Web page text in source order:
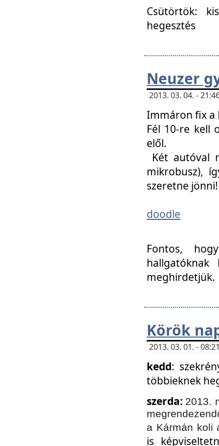
Csütörtök:
hegesztés
Neuzer
2013. 03. 04. -
Immáron fix a
Fél 10-re kell
elől.
Két autóval
mikrobusz),
szeretne jönni!
doodle
Fontos,
meghirdetjük.
Körök
2013. 03. 01. -
kedd:
többieknek
szerda: 2013.
a Kármán koli
is